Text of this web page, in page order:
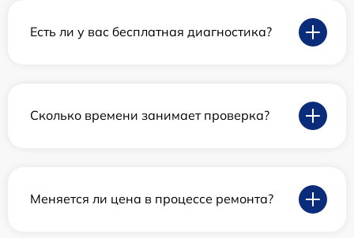
Есть ли у вас бесплатная диагностика?
Сколько времени занимает проверка?
Меняется ли цена в процессе ремонта?